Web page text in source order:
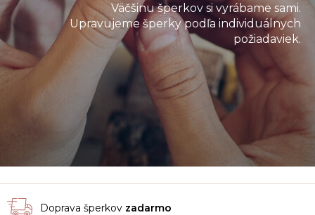
Väčšinu šperkov si vyrábame sami.
Upravujeme šperky podľa individuálnych
požiadaviek.
Doprava šperkov zadarmo